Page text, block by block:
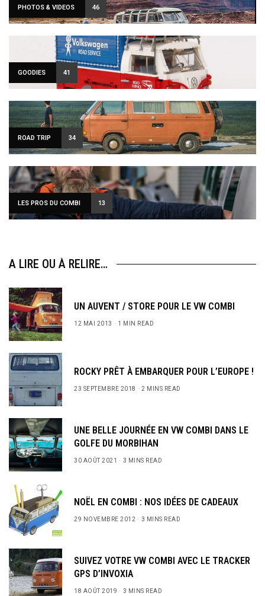
PHOTOS & VIDEOS 46
GOODIES 41
ROAD TRIP 34
LES PROS DU COMBI 13
A LIRE OU À RELIRE…
UN AUVENT / STORE POUR LE VW COMBI
12 MAI 2013 1 MIN READ
ROCKY PRÊT À EMBARQUER POUR L’EUROPE !
23 SEPTEMBRE 2018 2 MINS READ
UNE BELLE JOURNÉE EN VW COMBI DANS LE
GOLFE DU MORBIHAN
30 AOÛT 2021 3 MINS READ
NOËL EN COMBI : NOS IDÉES DE CADEAUX
29 NOVEMBRE 2012 3 MINS READ
SUIVEZ VOTRE VW COMBI AVEC LE TRACKER
GPS D’INVOXIA
18 AOÛT 2019 3 MINS READ